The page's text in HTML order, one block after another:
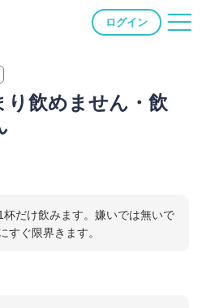
ログイン
り飲めません・飲
杯だけ飲みます。嫌いでは無いで
すぐ限界きます。